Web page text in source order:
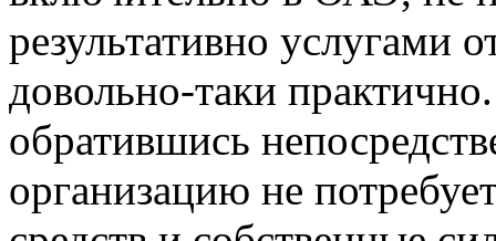
результативно услугами
довольно-таки
обратившись
организацию не